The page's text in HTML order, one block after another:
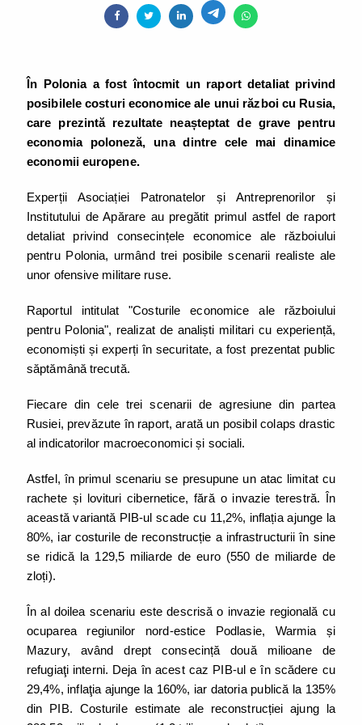
În Polonia a fost întocmit un raport detaliat privind
posibilele costuri economice ale unui război cu Rusia,
care prezintă rezultate neașteptat de grave pentru
economia poloneză, una dintre cele mai dinamice
economii europene.
Experții Asociației Patronatelor și Antreprenorilor și
Institutului de Apărare au pregătit primul astfel de raport
detaliat privind consecințele economice ale războiului
pentru Polonia, urmând trei posibile scenarii realiste ale
unor ofensive militare ruse.
Raportul intitulat "Costurile economice ale războiului
pentru Polonia", realizat de analiști militari cu experiență,
economiști și experți în securitate, a fost prezentat public
săptămână trecută.
Fiecare din cele trei scenarii de agresiune din partea
Rusiei, prevăzute în raport, arată un posibil colaps drastic
al indicatorilor macroeconomici și sociali.
Astfel, în primul scenariu se presupune un atac limitat cu
rachete și lovituri cibernetice, fără o invazie terestră. În
această variantă PIB-ul scade cu 11,2%, inflația ajunge la
80%, iar costurile de reconstrucție a infrastructurii în sine
se ridică la 129,5 miliarde de euro (550 de miliarde de
zloți).
În al doilea scenariu este descrisă o invazie regională cu
ocuparea regiunilor nord-estice Podlasie, Warmia și
Mazury, având drept consecință două milioane de
refugiaţi interni. Deja în acest caz PIB-ul e în scădere cu
29,4%, inflaţia ajunge la 160%, iar datoria publică la 135%
din PIB. Costurile estimate ale reconstrucției ajung la